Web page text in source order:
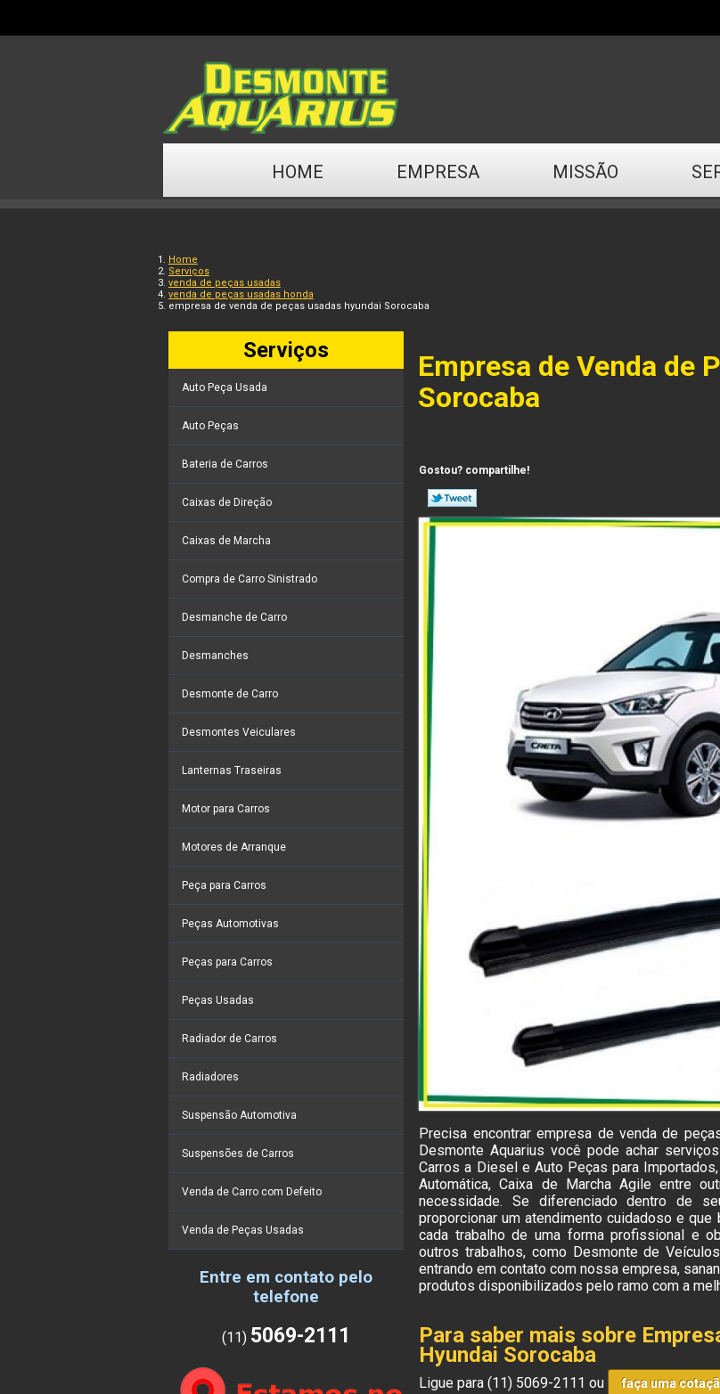
HOME EMPRESA MISSÃO
Home
Serviços
venda de peças usadas
venda de peças usadas honda
empresa de venda de peças usadas hyundai Sorocaba
Serviços
Auto Peça Usada
Auto Peças
Bateria de Carros
Caixas de Direção
Caixas de Marcha
Compra de Carro Sinistrado
Desmanche de Carro
Desmanches
Desmonte de Carro
Desmontes Veiculares
Lanternas Traseiras
Motor para Carros
Motores de Arranque
Peça para Carros
Peças Automotivas
Peças para Carros
Peças Usadas
Radiador de Carros
Radiadores
Suspensão Automotiva
Suspensões de Carros
Venda de Carro com Defeito
Venda de Peças Usadas
Entre em contato pelo
telefone
(11) 5069-2111
Empresa de Venda de
Sorocaba
Gostou? compartilhe!
Precisa encontrar empresa de venda de
Desmonte Aquarius você pode achar
Carros a Diesel e Auto Peças para
Automática, Caixa de Marcha Agile entre
necessidade. Se diferenciado dentro de
proporcionar um atendimento cuidadoso e
cada trabalho de uma forma profissional e
outros trabalhos, como Desmonte de
entrando em contato com nossa empresa,
produtos disponibilizados pelo ramo com a
Para saber mais sobre
Hyundai Sorocaba
Ligue para(11) 5069-2111 ou faça uma